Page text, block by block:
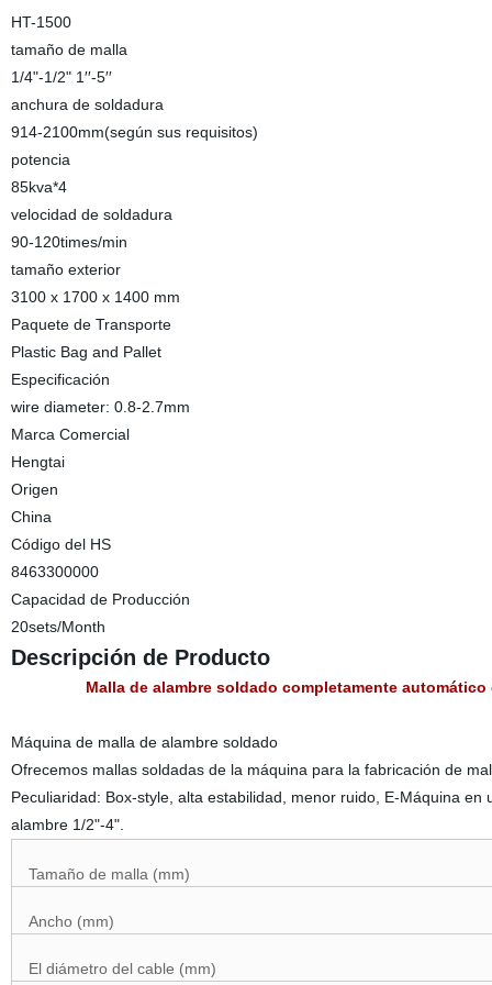
HT-1500
tamaño de malla
1/4"-1/2" 1′′-5′′
anchura de soldadura
914-2100mm(según sus requisitos)
potencia
85kva*4
velocidad de soldadura
90-120times/min
tamaño exterior
3100 x 1700 x 1400 mm
Paquete de Transporte
Plastic Bag and Pallet
Especificación
wire diameter: 0.8-2.7mm
Marca Comercial
Hengtai
Origen
China
Código del HS
8463300000
Capacidad de Producción
20sets/Month
Descripción de Producto
Malla de alambre soldado completamente
Máquina de malla de alambre soldado
Ofrecemos mallas soldadas de la máquina para la fabricación de
Peculiaridad: Box-style, alta estabilidad, menor ruido, E-Máquina
alambre 1/2"-4".
Tamaño de malla (mm)
Ancho (mm)
El diámetro del cable (mm)